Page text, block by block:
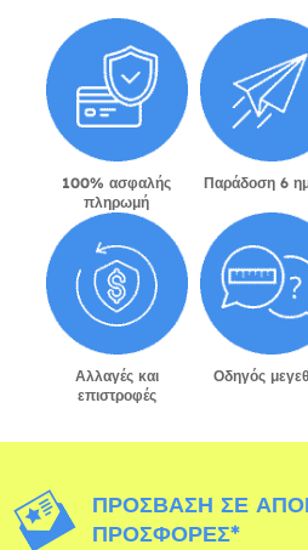
100% ασφαλής
πληρωμή
Παράδοση 6
Αλλαγές και
επιστροφές
Οδηγός
ΠΡΌΣΒΑΣΗ ΣΕ
ΠΡΟΣΦΟΡΈΣ*